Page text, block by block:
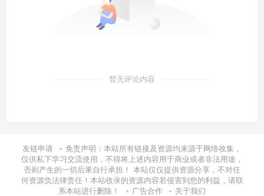
暂无评论内容
友链申请
免责声明：本站所有链接及资源均来源于网络收集，
仅供私下学习交流使用，不得将上述内容用于商业或者非法用途，
否则产生的一切后果自行承担！ 本站仅仅提供资源分享，不对任
何资源负法律责任！本站收录的资源内容若侵害到您的利益，请联
系本站进行删除！
广告合作 关于我们